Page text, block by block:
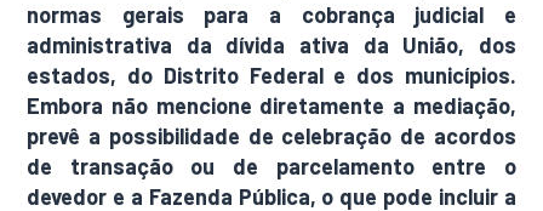
normas gerais para a cobrança judicial e
administrativa da dívida ativa da União, dos
estados, do Distrito Federal e dos municípios.
Embora não mencione diretamente a mediação,
prevê a possibilidade de celebração de acordos
de transação ou de parcelamento entre o
devedor e a Fazenda Pública, o que pode incluir a